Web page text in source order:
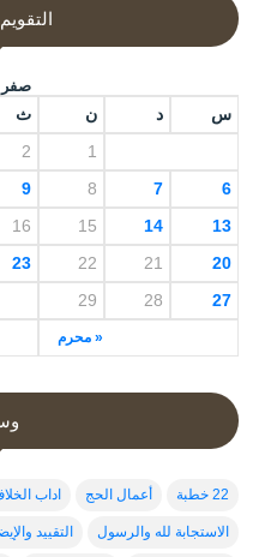
صفر
س د ن ث
« محرم
1
2
6
7
8
9
13
14
15
16
20
21
22
23
27
28
29
22 خطبة أعمال الحج اداب
الاستجابة لله والرسول التقييد